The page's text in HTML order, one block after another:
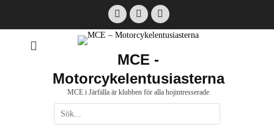
FacebookEmail Instagram
MCE -
Motorcykelentusiasterna
MCE i Järfälla är klubben för alla hojintresserade
Sök
efter: